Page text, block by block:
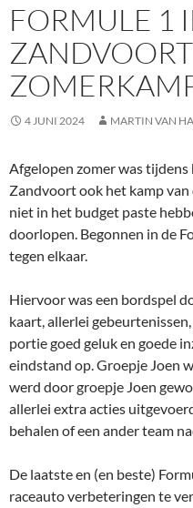
FORMULE 1
4 JUNI 2024 MARTIN VAN
Afgelopen zomer was
Zandvoort ook het kamp
niet in het budget paste
doorlopen. Begonnen in de
tegen elkaar.
Hiervoor was een bordspel
kaart, allerlei
portie goed geluk en goede
eindstand op. Groepje Joen
werd door groepje Joen
allerlei extra acties
behalen of een ander team
De laatste en (en beste)
raceauto verbeteringen te